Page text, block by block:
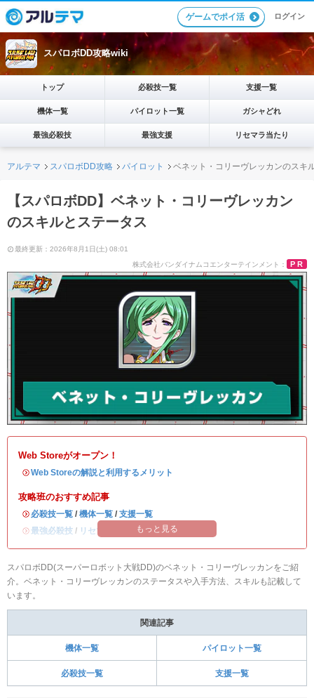
ゲームでポイ活 ログイン
スパロボDD攻略wiki
トップ 必殺技一覧 支援一覧
機体一覧 パイロット一覧 ガシャどれ
最強必殺技 最強支援 リセマラ当たり
アルテマ スパロボDD攻略 パイロット ベネット・コリーヴレッカンのスキ
【スパロボDD】ベネット・コリーヴレッカン
のスキルとステータス
最終更新：2026年8月1日(土) 08:01
PR
Web Storeがオープン！
・Web Storeの解説と利用するメリット
攻略班のおすすめ記事
・ 必殺技一覧 / 機体一覧 / 支援一覧
・最強必殺技 / リセマラ当たりランキング
もっと見る
スパロボDD(スーパーロボット大戦DD)のベネット・コリーヴレッカンをご紹
介。ベネット・コリーヴレッカンのステータスや入手方法、スキルも記載して
います。
関連記事
機体一覧 パイロット一覧
必殺技一覧 支援一覧